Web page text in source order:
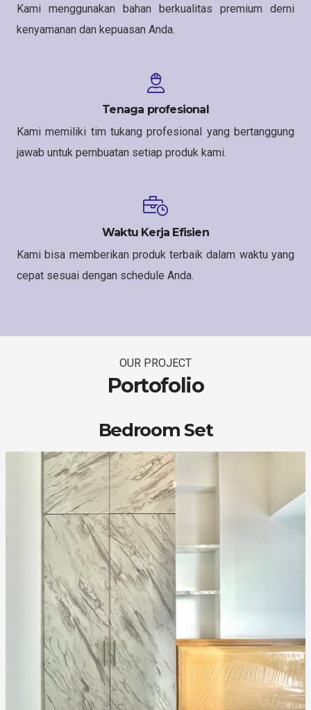
Kami menggunakan bahan berkualitas premium demi
kenyamanan dan kepuasan Anda.
Tenaga profesional
Kami memiliki tim tukang profesional yang bertanggung
jawab untuk pembuatan setiap produk kami.
Waktu Kerja Efisien
Kami bisa memberikan produk terbaik dalam waktu yang
cepat sesuai dengan schedule Anda.
OUR PROJECT
Portofolio
Bedroom Set